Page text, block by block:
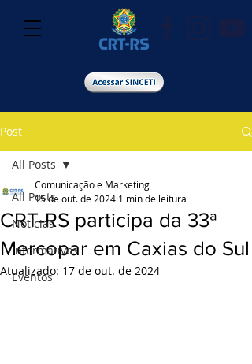
Post
All Posts
Notícias
Informativos
Eventos
All Posts
CRT-RS participa da 33ª
Mercopar em Caxias do Sul
Comunicação e Marketing
15 de out. de 2024 1 min de leitura
Atualizado: 17 de out. de 2024